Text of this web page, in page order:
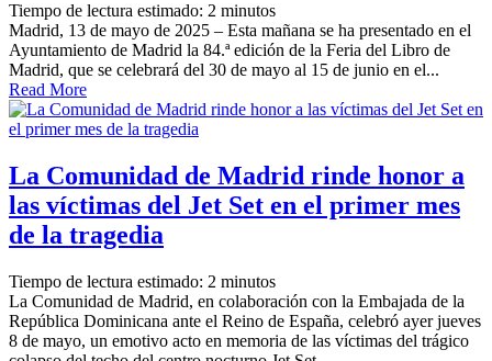
Tiempo de lectura estimado: 2 minutos
Madrid, 13 de mayo de 2025 – Esta mañana se ha presentado en el
Ayuntamiento de Madrid la 84.ª edición de la Feria del Libro de
Madrid, que se celebrará del 30 de mayo al 15 de junio en el...
Read More
La Comunidad de Madrid rinde honor a
las víctimas del Jet Set en el primer mes
de la tragedia
Tiempo de lectura estimado: 2 minutos
La Comunidad de Madrid, en colaboración con la Embajada de la
República Dominicana ante el Reino de España, celebró ayer jueves
8 de mayo, un emotivo acto en memoria de las víctimas del trágico